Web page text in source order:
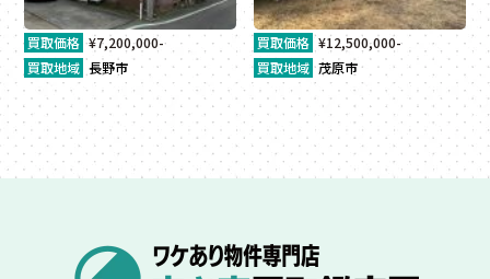
買取価格 ¥7,200,000-
買取地域 長野市
買取価格 ¥12,500,000-
買取地域 茂原市